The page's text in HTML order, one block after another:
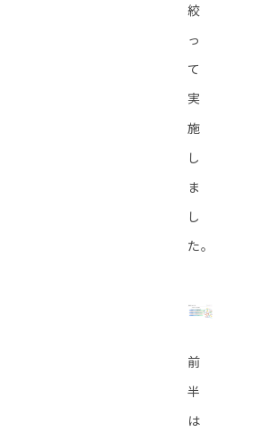
絞
っ
て
実
施
し
ま
し
た。
前
半
は